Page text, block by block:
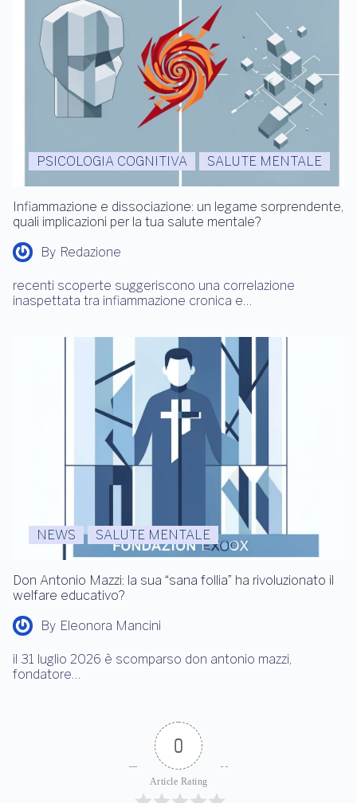
PSICOLOGIA COGNITIVA SALUTE MENTALE
Infiammazione e dissociazione: un legame sorprendente,
quali implicazioni per la tua salute mentale?
By Redazione
recenti scoperte suggeriscono una correlazione
inaspettata tra infiammazione cronica e…
NEWS SALUTE MENTALE
Don Antonio Mazzi: la sua “sana follia” ha rivoluzionato il
welfare educativo?
By Eleonora Mancini
il 31 luglio 2026 è scomparso don antonio mazzi,
fondatore…
0
Article Rating